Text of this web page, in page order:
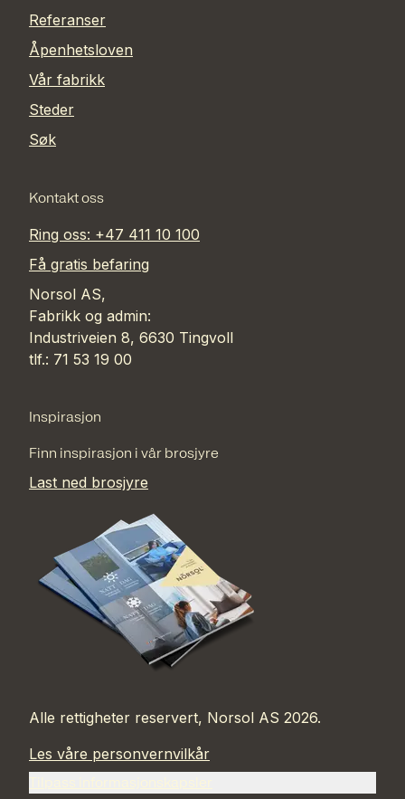
Referanser
Åpenhetsloven
Vår fabrikk
Steder
Søk
Kontakt oss
Ring oss: +47 411 10 100
Få gratis befaring
Norsol AS,
Fabrikk og admin:
Industriveien 8, 6630 Tingvoll
tlf.: 71 53 19 00
Inspirasjon
Finn inspirasjon i vår brosjyre
Last ned brosjyre
Alle rettigheter reservert, Norsol AS 2026.
Les våre personvernvilkår